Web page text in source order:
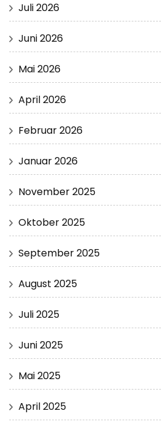
Juli 2026
Juni 2026
Mai 2026
April 2026
Februar 2026
Januar 2026
November 2025
Oktober 2025
September 2025
August 2025
Juli 2025
Juni 2025
Mai 2025
April 2025